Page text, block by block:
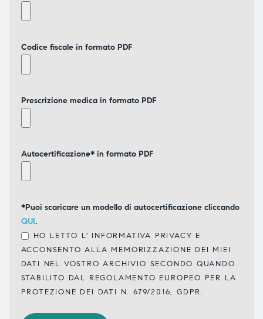
Codice fiscale in formato PDF
Prescrizione medica in formato PDF
Autocertificazione* in formato PDF
*Puoi scaricare un modello di autocertificazione cliccando
QUI.
HO LETTO L' INFORMATIVA PRIVACY E
ACCONSENTO ALLA MEMORIZZAZIONE DEI MIEI
DATI NEL VOSTRO ARCHIVIO SECONDO QUANDO
STABILITO DAL REGOLAMENTO EUROPEO PER LA
PROTEZIONE DEI DATI N. 679/2016, GDPR.